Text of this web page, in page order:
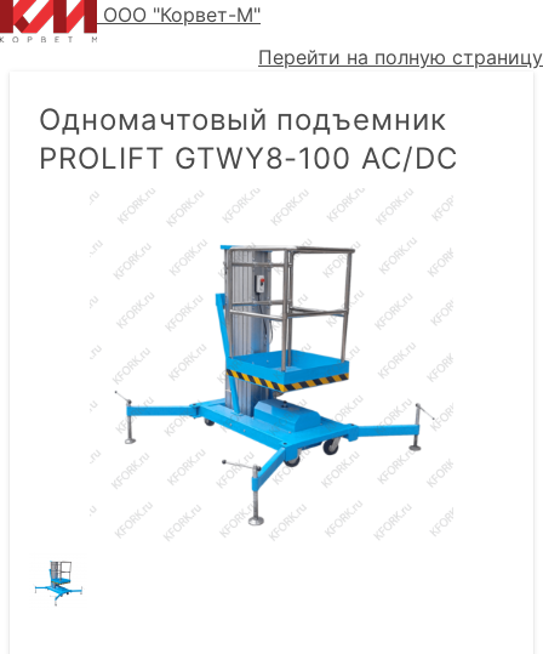
ООО "Корвет-М"
Перейти на полную страницу
Одномачтовый подъемник
PROLIFT GTWY8-100 AC/DC